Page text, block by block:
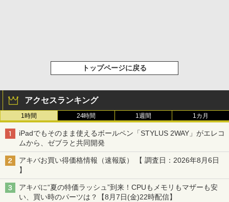
トップページに戻る
アクセスランキング
1時間 24時間 1週間 1カ月
iPadでもそのまま使えるボールペン「STYLUS 2WAY」がエレコ
ムから、ゼブラと共同開発
アキバお買い得価格情報（速報版） 【 調査日：2026年8月6日
】
アキバに“夏の特価ラッシュ”到来！CPUもメモリもマザーも安
い、買い時のパーツは？【8月7日(金)22時配信】